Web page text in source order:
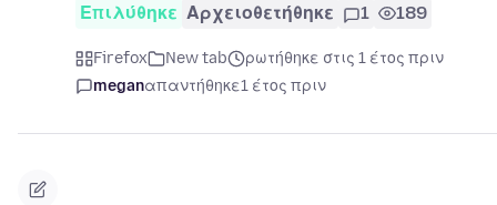
Επιλύθηκε Αρχειοθετήθηκε 1 189
Firefox New tab
ρωτήθηκε στις 1 έτος πριν
meganαπαντήθηκε1 έτος πριν